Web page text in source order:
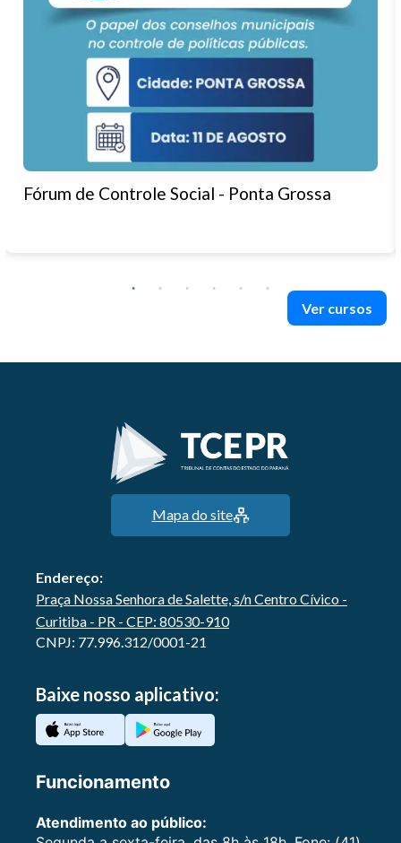
Fórum de Controle Social - Ponta Grossa
Ver cursos
Mapa do site
Endereço:
Praça Nossa Senhora de Salette, s/n Centro Cívico -
Curitiba - PR - CEP: 80530-910
CNPJ: 77.996.312/0001-21
Baixe nosso aplicativo:
Funcionamento
Atendimento ao público: